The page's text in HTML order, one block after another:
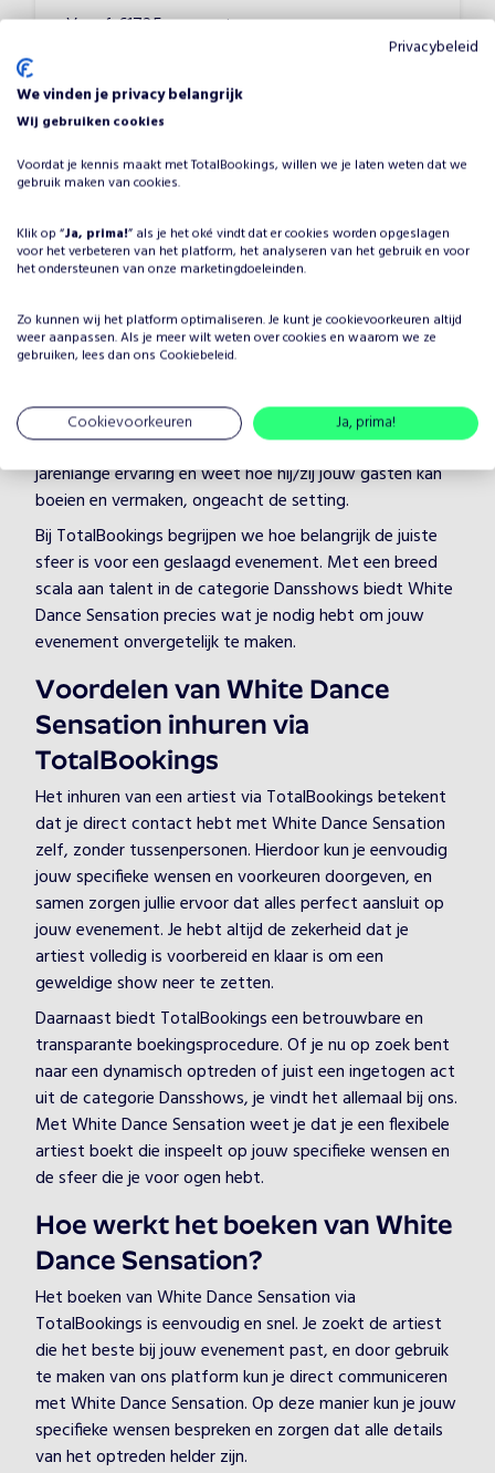
Vanaf€1725 •Dansshows
Waarom White Dance Sensation
boeken voor jouw evenement?
Het plannen van een evenement brengt veel keuzes met
zich mee, maar één ding is zeker: je wilt dat het
entertainment onvergetelijk is. Door White Dance
artiest in de categorie Dansshows, die je evenement
naar een hoger niveau tilt. White Dance Sensation heeft
jarenlange ervaring en weet hoe hij/zij jouw gasten kan
boeien en vermaken, ongeacht de setting.
Bij TotalBookings begrijpen we hoe belangrijk de juiste
sfeer is voor een geslaagd evenement. Met een breed
scala aan talent in de categorie Dansshows biedt White
Dance Sensation precies wat je nodig hebt om jouw
evenement onvergetelijk te maken.
Voordelen van White Dance
Sensation inhuren via
TotalBookings
Het inhuren van een artiest via TotalBookings betekent
dat je direct contact hebt met White Dance Sensation
zelf, zonder tussenpersonen. Hierdoor kun je eenvoudig
jouw specifieke wensen en voorkeuren doorgeven, en
samen zorgen jullie ervoor dat alles perfect aansluit op
jouw evenement. Je hebt altijd de zekerheid dat je
artiest volledig is voorbereid en klaar is om een
geweldige show neer te zetten.
Daarnaast biedt TotalBookings een betrouwbare en
transparante boekingsprocedure. Of je nu op zoek bent
naar een dynamisch optreden of juist een ingetogen act
uit de categorie Dansshows, je vindt het allemaal bij ons.
Met White Dance Sensation weet je dat je een flexibele
artiest boekt die inspeelt op jouw specifieke wensen en
de sfeer die je voor ogen hebt.
Hoe werkt het boeken van White
Dance Sensation?
Het boeken van White Dance Sensation via
TotalBookings is eenvoudig en snel. Je zoekt de artiest
die het beste bij jouw evenement past, en door gebruik
te maken van ons platform kun je direct communiceren
met White Dance Sensation. Op deze manier kun je jouw
specifieke wensen bespreken en zorgen dat alle details
van het optreden helder zijn.
Privacybeleid
We vinden je privacy belangrijk
Wij gebruiken cookies
Voordat je kennis maakt met TotalBookings, willen we je laten weten dat we
gebruik maken van cookies.
Klik op “Ja, prima!” als je het oké vindt dat er cookies worden opgeslagen
voor het verbeteren van het platform, het analyseren van het gebruik en voor
het ondersteunen van onze marketingdoeleinden.
Zo kunnen wij het platform optimaliseren. Je kunt je cookievoorkeuren altijd
weer aanpassen. Als je meer wilt weten over cookies en waarom we ze
gebruiken, lees dan ons Cookiebeleid.
Cookievoorkeuren Ja, prima!